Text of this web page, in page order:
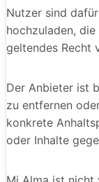
Nutzer sind
hochzuladen,
geltendes Recht
Der Anbieter ist
zu entfernen
konkrete
oder Inhalte